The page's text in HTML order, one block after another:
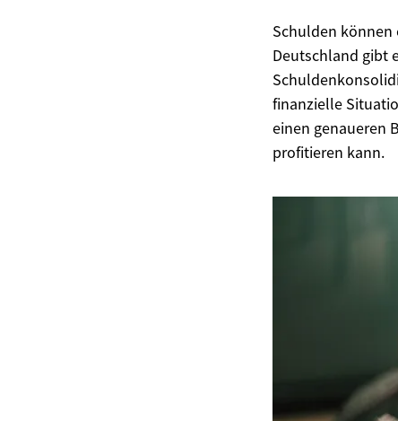
Schulden können
Deutschland gibt
finanzielle
einen genaueren
profitieren kann.